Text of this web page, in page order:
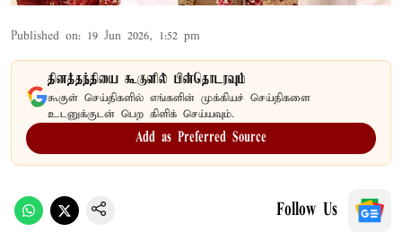
Published on: 19 Jun 2026, 1:52 pm
தினத்தந்தியை கூகுளில் பின்தொடரவும்
கூகுள் செய்திகளில் எங்களின் முக்கியச் செய்திகளை
உடனுக்குடன் பெற கிளிக் செய்யவும்.
Add as Preferred Source
Follow Us